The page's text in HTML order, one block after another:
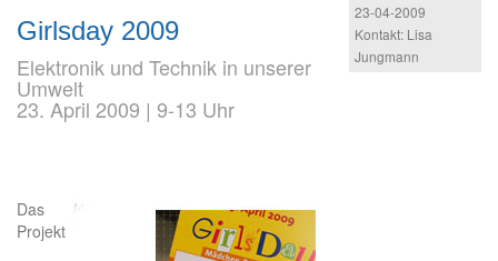
Girlsday 2009
Elektronik und Technik in unserer
Umwelt
23. April 2009 | 9-13 Uhr
Das
Projekt
23-04-2009
Kontakt: Lisa
Jungmann